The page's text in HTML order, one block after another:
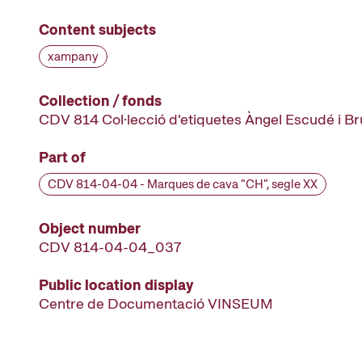
Content subjects
xampany
Collection / fonds
CDV 814 Col·lecció d'etiquetes Àngel Escudé i
Part of
CDV 814-04-04 - Marques de cava "CH", segle XX
Object number
CDV 814-04-04_037
Public location display
Centre de Documentació VINSEUM